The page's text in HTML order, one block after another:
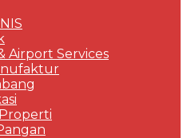
Airport Services